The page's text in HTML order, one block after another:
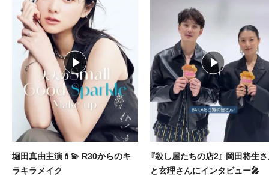
堀田真由主演💄💫 R30からのキ
ラキラメイク
『殺し屋たちの店2』 岡田将生
と玄理さんにインタビュー🎤